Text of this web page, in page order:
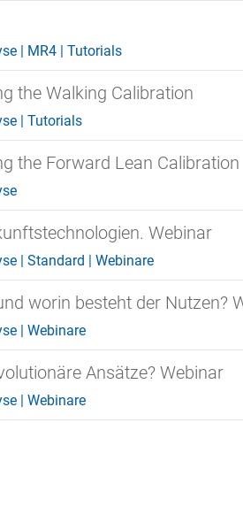
| MR4| Tutorials
the Walking Calibration
| Tutorials
the Forward Lean Calibration
Webinar
| Standard | Webinare
worin besteht der Nutzen?
| Webinare
Ansätze? Webinar
| Webinare